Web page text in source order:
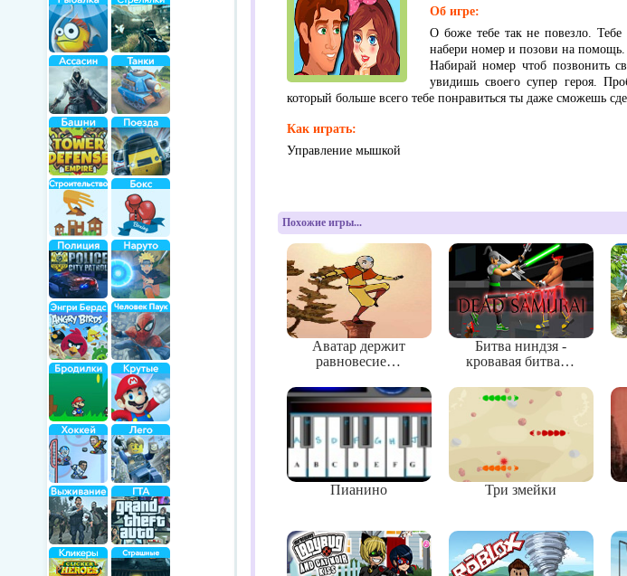
Об игре:
О боже тебе так не повезло. Тебе
набери номер и позови на помощь.
Набирай номер чтоб позвонить
увидишь своего супер героя.
который больше всего тебе понравиться ты даже сможешь
Как играть:
Управление мышкой
Похожие игры...
Аватар держит
равновесие…
Битва ниндзя -
кровавая битва…
Пианино Три змейки